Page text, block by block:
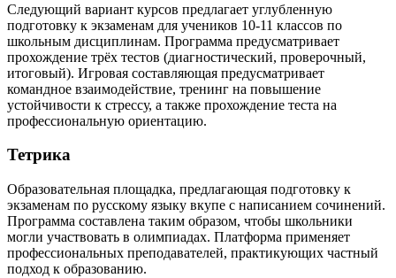
Следующий вариант курсов предлагает углубленную
подготовку к экзаменам для учеников 10-11 классов по
школьным дисциплинам. Программа предусматривает
прохождение трёх тестов (диагностический, проверочный,
итоговый). Игровая составляющая предусматривает
командное взаимодействие, тренинг на повышение
устойчивости к стрессу, а также прохождение теста на
профессиональную ориентацию.
Тетрика
Образовательная площадка, предлагающая подготовку к
экзаменам по русскому языку вкупе с написанием сочинений.
Программа составлена таким образом, чтобы школьники
могли участвовать в олимпиадах. Платформа применяет
профессиональных преподавателей, практикующих частный
подход к образованию.